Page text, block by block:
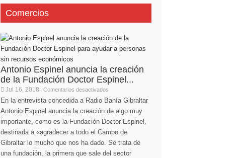
Comercios
Antonio Espinel anuncia la creación
de la Fundación Doctor Espinel...
Jul 16, 2018 Comentarios desactivados
En la entrevista concedida a Radio Bahía Gibraltar
Antonio Espinel anuncia la creación de algo muy
importante, como es la Fundación Doctor Espinel,
destinada a «agradecer a todo el Campo de
Gibraltar lo mucho que nos ha dado. Se trata de
una fundación, la primera que sale del sector